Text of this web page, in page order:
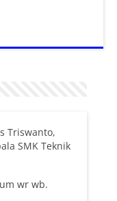
Triswanto,
SMK Teknik
wr wb.